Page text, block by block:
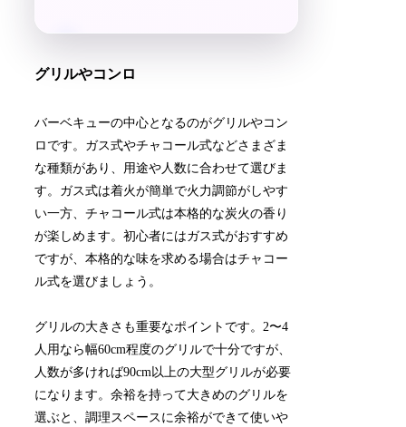
グリルやコンロ
バーベキューの中心となるのがグリルやコン
ロです。ガス式やチャコール式などさまざま
な種類があり、用途や人数に合わせて選びま
す。ガス式は着火が簡単で火力調節がしやす
い一方、チャコール式は本格的な炭火の香り
が楽しめます。初心者にはガス式がおすすめ
ですが、本格的な味を求める場合はチャコー
ル式を選びましょう。
グリルの大きさも重要なポイントです。2〜4
人用なら幅60cm程度のグリルで十分ですが、
人数が多ければ90cm以上の大型グリルが必要
になります。余裕を持って大きめのグリルを
選ぶと、調理スペースに余裕ができて使いや